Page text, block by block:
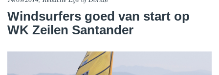
Windsurfers goed van start op
WK Zeilen Santander